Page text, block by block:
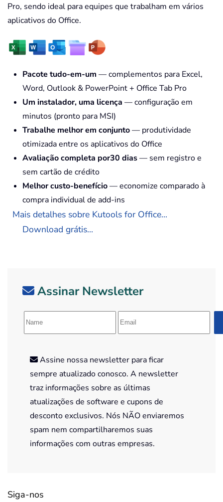
Pro, sendo ideal para equipes que trabalham em vários
aplicativos do Office.
Pacote tudo-em-um — complementos para Excel,
Word, Outlook & PowerPoint + Office Tab Pro
Um instalador, uma licença — configuração em
minutos (pronto para MSI)
Trabalhe melhor em conjunto— produtividade
otimizada entre os aplicativos do Office
Avaliação completa por30 dias— sem registro e
sem cartão de crédito
Melhor custo-benefício— economize comparado à
compra individual de add-ins
Mais detalhes sobre Kutools for Office...
Download grátis...
Assinar Newsletter
Assine nossa newsletter para ficar
sempre atualizado conosco. A newsletter
traz informações sobre as últimas
atualizações de software e cupons de
desconto exclusivos. Nós NÃO enviaremos
spam nem compartilharemos suas
informações com outras empresas.
Siga-nos